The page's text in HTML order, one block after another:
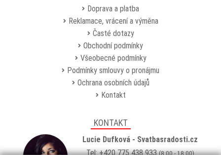
Doprava a platba
Reklamace, vrácení a výměna
Časté dotazy
Obchodní podmínky
Všeobecné podmínky
Podmínky smlouvy o pronájmu
Ochrana osobních údajů
Kontakt
KONTAKT
Lucie Dufková - Svatbasradosti.cz
Tel: +420 775 438 933(8:00 - 18:00)